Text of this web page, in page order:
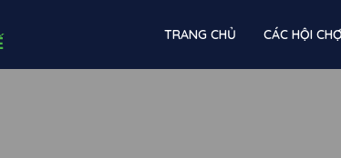
TRANG CHỦ CÁC HỘI CHỢ